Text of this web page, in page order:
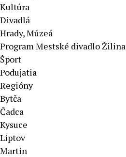
Kultúra
Divadlá
Hrady, Múzeá
Program Mestské divadlo Žilina
Šport
Podujatia
Regióny
Bytča
Čadca
Kysuce
Liptov
Martin